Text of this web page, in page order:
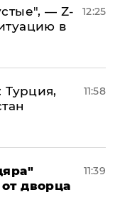
— Z-
в
12:25
Турция,
11:58
дворца
11:39